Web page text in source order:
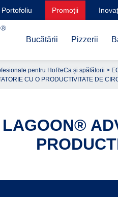
Portofoliu Promoții
Bucătării Pizzerii
pentru HoReCa și spălătorii >
CU O PRODUCTIVITATE DE
LAGOON®